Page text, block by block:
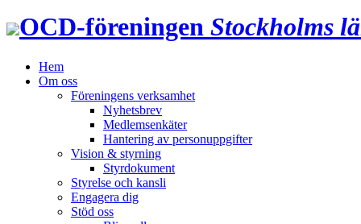
OCD‑föreningen Stockholms
Hem
Om oss
Föreningens verksamhet
Nyhetsbrev
Medlemsenkäter
Hantering av personuppgifter
Vision & styrning
Styrdokument
Styrelse och kansli
Engagera dig
Stöd oss